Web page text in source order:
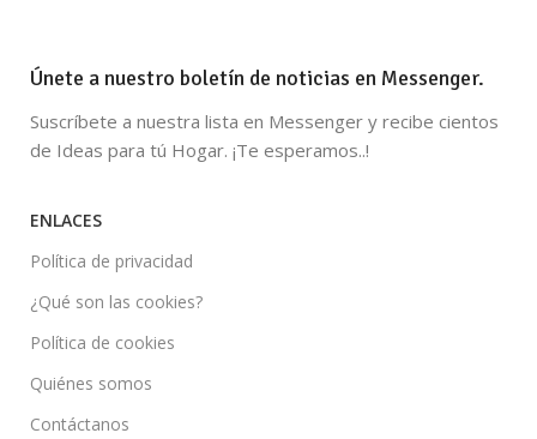
Únete a nuestro boletín de noticias en Messenger.
Suscríbete a nuestra lista en Messenger y recibe cientos
de Ideas para tú Hogar. ¡Te esperamos..!
ENLACES
Política de privacidad
¿Qué son las cookies?
Política de cookies
Quiénes somos
Contáctanos